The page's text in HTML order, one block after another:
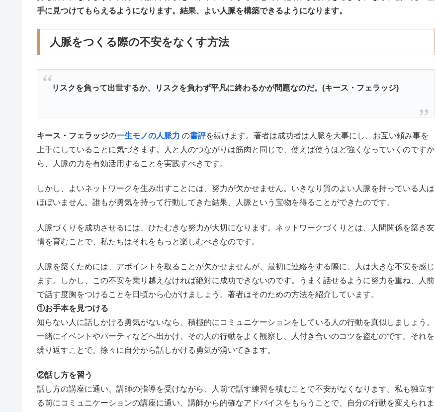
手に見つけてもらえるようになります。結果、よい人脈を構築できるようになります。
人脈をつくる際の不安をなくす方法
リスクを負って出世するか、リスクを負わず平凡に終わるかが問題なのだ。(キース・フェラッジ)
キース・フェラッジの一生モノの人脈力 の書評を続けます。著者は成功者は人脈を大事にし、お互い頼み事を
上手にしていることに気づきます。人と人のつながりは筋肉と同じで、使えば使うほど強くなっていくのですか
ら、人脈の力を有効活用することを実践すべきです。
しかし、よいネットワークを生み出すことには、努力が欠かせません。いきなり質のよい人脈を持っている人は
ほぼいません。誰もが勇気を持って行動してきた結果、人脈という宝物を得ることができたのです。
人脈づくりを成功させるには、ひたむきな努力が大切になります。ネットワークづくりとは、人間関係を築き友
情を育むことで、私たちはそれをもっと楽しむべきなのです。
人脈を築くためには、アポイントを取ることが欠かせませんが、最初に連絡をする際に、人は大きな不安を感じ
ます。しかし、この不安を乗り越えなければ絶対に成功できないのです。うまく話せるように努力を重ね、人前
で話す度胸をつけることを日頃から心がけましょう。著者はそのための方法を紹介しています。
①お手本を見つける
知らない人に話しかける勇気がないなら、積極的にコミュニケーションをしている人の行動を真似しましょう。
一緒にイベントやパーティなどへ出かけ、その人の行動をよく観察し、人付き合いのコツを盗むのです。それを
繰り返すことで、徐々に自分から話しかける勇気が湧いてきます。
②話し方を習う
話し方の講座に通い、講師の指導を受けながら、人前で話す練習を積むことで不安がなくなります。私も独立す
る前にコミュニケーションの講座に通い、講師から的確なアドバイスをもらうことで、自分の行動を変えられま